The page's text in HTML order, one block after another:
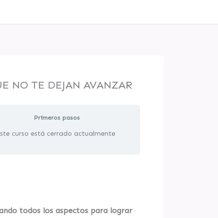
NO TE DEJAN AVANZAR
Primeros pasos
curso está cerrado actualmente
todos los aspectos para lograr